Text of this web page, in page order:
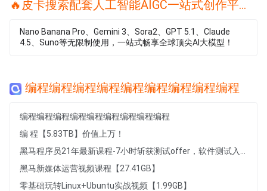
🔥皮卡搜索配套人工智能AIGC一站式创作平台🔥
Nano Banana Pro、Gemini 3、Sora2、GPT 5.1、Claude
4.5、Suno等无限制使用，一站式畅享全球顶尖AI大模型！
编程编程编程编程编程编程编程编程编程
编程编程编程编程编程编程编程编程编程
编 程【5.83TB】价值上万！
黑马新媒体运营视频课程【27.41GB】
零基础玩转Linux+Ubuntu实战视频【1.99GB】